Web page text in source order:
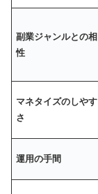
副業ジャンルとの相
性
マネタイズのしやす
さ
運用の手間